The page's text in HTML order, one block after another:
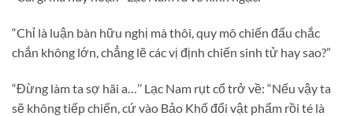
“Chỉ là luận bàn hữu nghị mà thôi, quy mô chiến đấu chắc
chắn không lớn, chẳng lẽ các vị định chiến sinh tử hay sao?”
“Đừng làm ta sợ hãi a…’’ Lạc Nam rụt cổ trở về: “Nếu vậy ta
sẽ không tiếp chiến, cứ vào Bảo Khố đổi vật phẩm rồi té là